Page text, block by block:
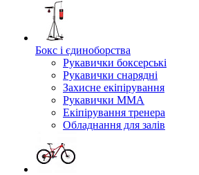
Бокс і єдиноборства
Рукавички боксерські
Рукавички снарядні
Захисне екіпірування
Рукавички ММА
Екіпірування тренера
Обладнання для залів